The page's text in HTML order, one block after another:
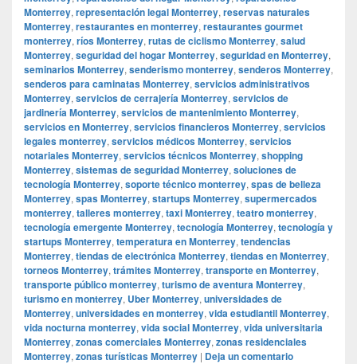
Monterrey, representación legal Monterrey, reservas naturales
Monterrey, restaurantes en monterrey, restaurantes gourmet
monterrey, ríos Monterrey, rutas de ciclismo Monterrey, salud
Monterrey, seguridad del hogar Monterrey, seguridad en Monterrey,
seminarios Monterrey, senderismo monterrey, senderos Monterrey,
senderos para caminatas Monterrey, servicios administrativos
Monterrey, servicios de cerrajería Monterrey, servicios de
jardinería Monterrey, servicios de mantenimiento Monterrey,
servicios en Monterrey, servicios financieros Monterrey, servicios
legales monterrey, servicios médicos Monterrey, servicios
notariales Monterrey, servicios técnicos Monterrey, shopping
Monterrey, sistemas de seguridad Monterrey, soluciones de
tecnología Monterrey, soporte técnico monterrey, spas de belleza
Monterrey, spas Monterrey, startups Monterrey, supermercados
monterrey, talleres monterrey, taxi Monterrey, teatro monterrey,
tecnología emergente Monterrey, tecnología Monterrey, tecnología y
startups Monterrey, temperatura en Monterrey, tendencias
Monterrey, tiendas de electrónica Monterrey, tiendas en Monterrey,
torneos Monterrey, trámites Monterrey, transporte en Monterrey,
transporte público monterrey, turismo de aventura Monterrey,
turismo en monterrey, Uber Monterrey, universidades de
Monterrey, universidades en monterrey, vida estudiantil Monterrey,
vida nocturna monterrey, vida social Monterrey, vida universitaria
Monterrey, zonas comerciales Monterrey, zonas residenciales
Monterrey, zonas turísticas Monterrey | Deja un comentario